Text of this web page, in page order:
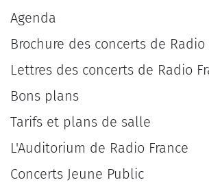
Agenda
Brochure des concerts de Radio
Lettres des concerts de Radio
Bons plans
Tarifs et plans de salle
L'Auditorium de Radio France
Concerts Jeune Public